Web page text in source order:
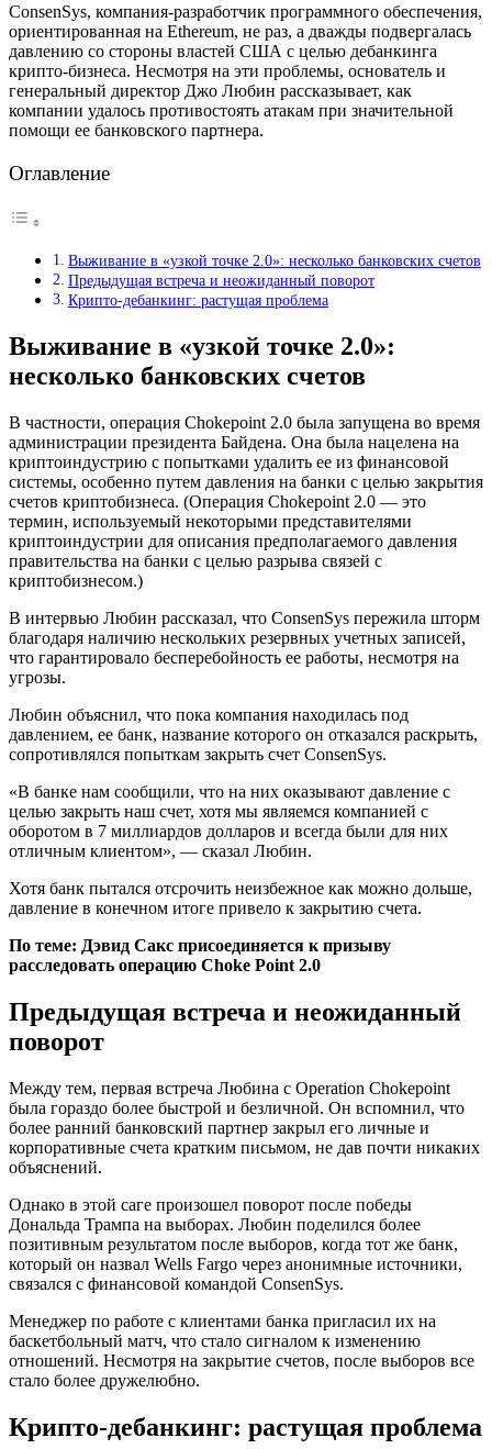
ConsenSys, компания-разработчик программного обеспечения,
ориентированная на Ethereum, не раз, а дважды подвергалась
давлению со стороны властей США с целью дебанкинга
крипто-бизнеса. Несмотря на эти проблемы, основатель и
генеральный директор Джо Любин рассказывает, как
компании удалось противостоять атакам при значительной
помощи ее банковского партнера.
Оглавление
Выживание в «узкой точке 2.0»: несколько банковских счетов
Предыдущая встреча и неожиданный поворот
Крипто-дебанкинг: растущая проблема
Выживание в «узкой точке 2.0»:
несколько банковских счетов
В частности, операция Chokepoint 2.0 была запущена во время
администрации президента Байдена. Она была нацелена на
криптоиндустрию с попытками удалить ее из финансовой
системы, особенно путем давления на банки с целью закрытия
счетов криптобизнеса. (Операция Chokepoint 2.0 — это
термин, используемый некоторыми представителями
криптоиндустрии для описания предполагаемого давления
правительства на банки с целью разрыва связей с
криптобизнесом.)
В интервью Любин рассказал, что ConsenSys пережила шторм
благодаря наличию нескольких резервных учетных записей,
что гарантировало бесперебойность ее работы, несмотря на
угрозы.
Любин объяснил, что пока компания находилась под
давлением, ее банк, название которого он отказался раскрыть,
сопротивлялся попыткам закрыть счет ConsenSys.
«В банке нам сообщили, что на них оказывают давление с
целью закрыть наш счет, хотя мы являемся компанией с
оборотом в 7 миллиардов долларов и всегда были для них
отличным клиентом», — сказал Любин.
Хотя банк пытался отсрочить неизбежное как можно дольше,
давление в конечном итоге привело к закрытию счета.
По теме: Дэвид Сакс присоединяется к призыву
расследовать операцию Choke Point 2.0
Предыдущая встреча и неожиданный
поворот
Между тем, первая встреча Любина с Operation Chokepoint
была гораздо более быстрой и безличной. Он вспомнил, что
более ранний банковский партнер закрыл его личные и
корпоративные счета кратким письмом, не дав почти никаких
объяснений.
Однако в этой саге произошел поворот после победы
Дональда Трампа на выборах. Любин поделился более
позитивным результатом после выборов, когда тот же банк,
который он назвал Wells Fargo через анонимные источники,
связался с финансовой командой ConsenSys.
Менеджер по работе с клиентами банка пригласил их на
баскетбольный матч, что стало сигналом к ​​изменению
отношений. Несмотря на закрытие счетов, после выборов все
стало более дружелюбно.
Крипто-дебанкинг: растущая проблема